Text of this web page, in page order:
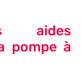
aides
pompe à